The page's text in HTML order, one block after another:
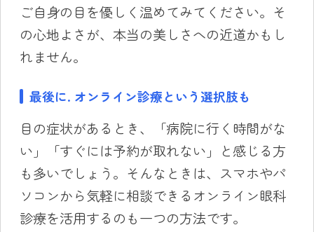
ご自身の目を優しく温めてみてください。そ
の心地よさが、本当の美しさへの近道かもし
れません。
最後に. オンライン診療という選択肢も
目の症状があるとき、「病院に行く時間がな
い」「すぐには予約が取れない」と感じる方
も多いでしょう。そんなときは、スマホやパ
ソコンから気軽に相談できるオンライン眼科
診療を活用するのも一つの方法です。